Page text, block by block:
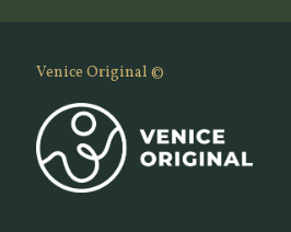
Venice Original ©